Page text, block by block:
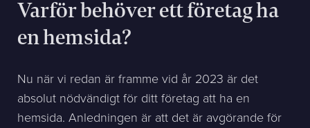
Varför behöver ett företag ha
en hemsida?
Nu när vi redan är framme vid år 2023 är det
absolut nödvändigt för ditt företag att ha en
hemsida. Anledningen är att det är avgörande för